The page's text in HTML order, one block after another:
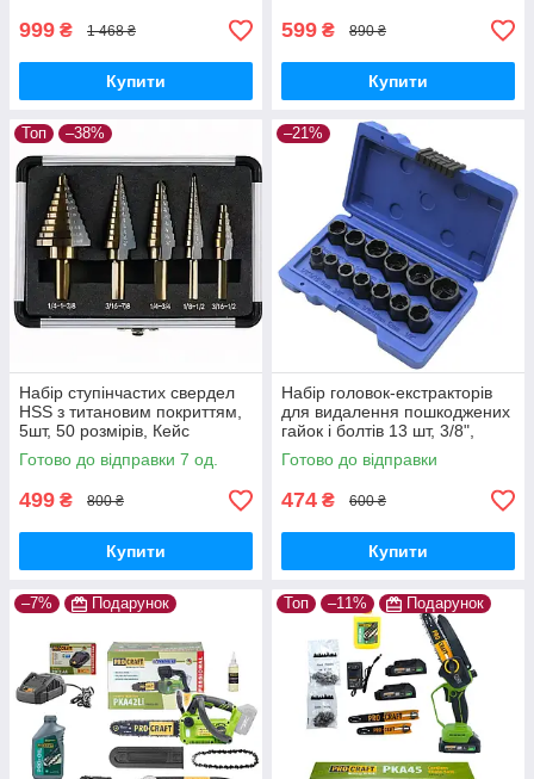
999 ₴ 1 468 ₴
Купити
599 ₴ 890 ₴
Купити
Топ –38%
Набір ступінчастих свердел
HSS з титановим покриттям,
5шт, 50 розмірів, Кейс
Готово до відправки 7 од.
499 ₴ 800 ₴
Купити
–21%
Набір головок-екстракторів
для видалення пошкоджених
гайок і болтів 13 шт, 3/8",
хромомолібденова сталь,
Кейс
Готово до відправки
474 ₴ 600 ₴
Купити
–7% Подарунок Топ –11% Подарунок